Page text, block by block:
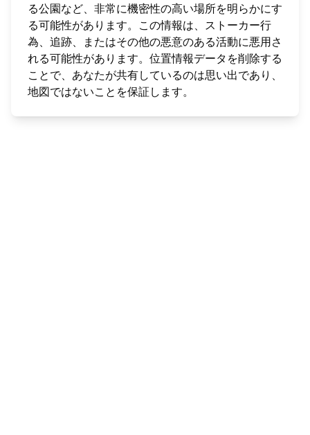
る公園など、非常に機密性の高い場所を明らかにす
る可能性があります。この情報は、ストーカー行
為、追跡、またはその他の悪意のある活動に悪用さ
れる可能性があります。位置情報データを削除する
ことで、あなたが共有しているのは思い出であり、
地図ではないことを保証します。